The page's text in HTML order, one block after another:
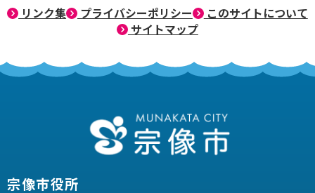
リンク集 プライバシーポリシー
このサイトについて
サイトマップ
宗像市役所